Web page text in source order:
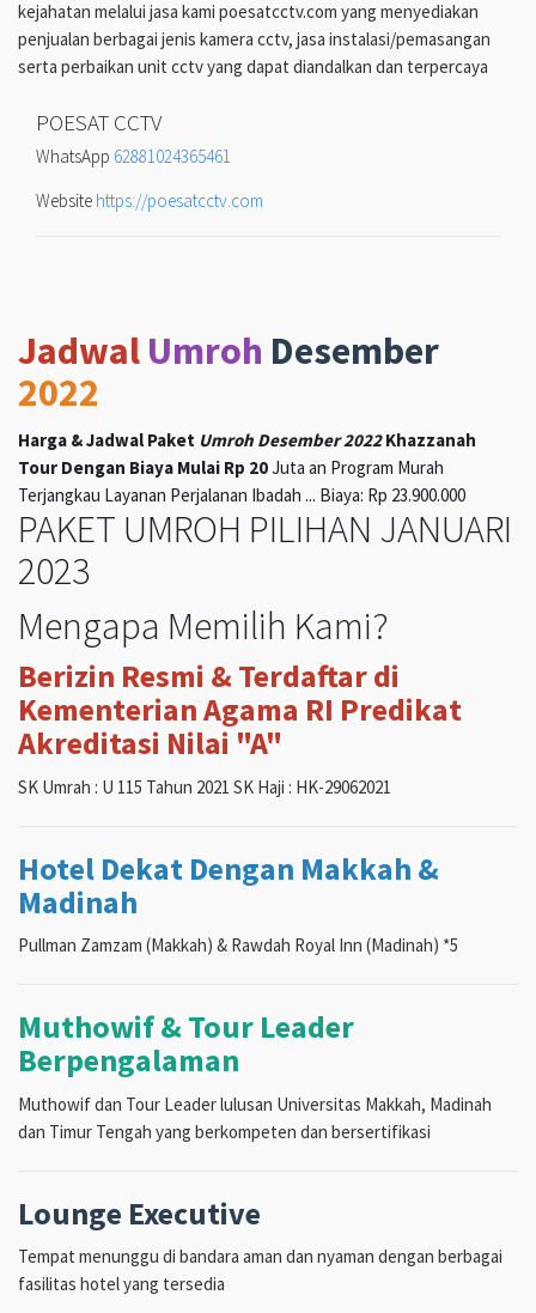
kejahatan melalui jasa kami poesatcctv.com yang menyediakan
penjualan berbagai jenis kamera cctv, jasa instalasi/pemasangan
serta perbaikan unit cctv yang dapat diandalkan dan terpercaya
POESAT CCTV
WhatsApp 62881024365461
Website https://poesatcctv.com
Jadwal Umroh Desember
2022
Harga & Jadwal Paket Umroh Desember 2022Khazzanah
Tour Dengan Biaya Mulai Rp 20Juta an Program Murah
Terjangkau Layanan Perjalanan Ibadah ... Biaya: Rp 23.900.000
PAKET UMROH PILIHAN JANUARI
2023
Mengapa Memilih Kami?
Berizin Resmi & Terdaftar di
Kementerian Agama RI Predikat
Akreditasi Nilai "A"
SK Umrah : U 115 Tahun 2021 SK Haji : HK-29062021
Hotel Dekat Dengan Makkah &
Madinah
Pullman Zamzam (Makkah) & Rawdah Royal Inn (Madinah) *5
Muthowif & Tour Leader
Berpengalaman
Muthowif dan Tour Leader lulusan Universitas Makkah, Madinah
dan Timur Tengah yang berkompeten dan bersertifikasi
Lounge Executive
Tempat menunggu di bandara aman dan nyaman dengan berbagai
fasilitas hotel yang tersedia